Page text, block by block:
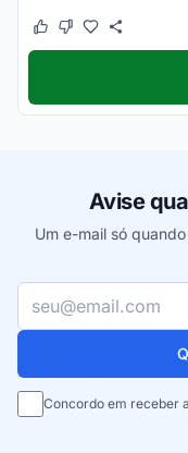
Este cupom funcionou
Este cupom não
Avise
Um e-mail só
Seu e-mail
Concordo em receber